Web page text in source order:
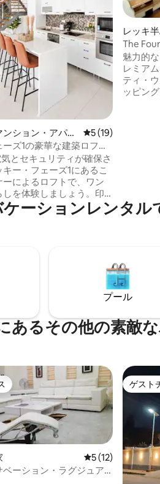
星の平均評価
ション・アパー
レビュー19件、5
5 (19)
ズ1の豪華な建築ロフト
とセキュリティが確保さ
ー・フェーズ1にあるこ
によるロフトで、ワン
を体験しましょう。印
、存在感のある階段、暖
仕上げ、こだわり抜いた
ン、スマートテレビ、高
、ジム、24時間365日の
ベーターなどを備えた、
ン、ラウンジ、ナイトラ
心部の絶好のロケーショ
お楽しみください。
レッキ
パート
The
魅力的
レミアムな
ティ・
ッピン
予約し
ーションレンタル
プール
あるその他の素敵
レビュー12件、5
5 (12)
ベーション・ラグジュア
ゲスト
ゲスト